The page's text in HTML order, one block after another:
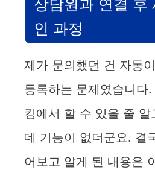
상담원과 연결 후
인 과정
제가 문의했던 건 자동
등록하는 문제였습니다
킹에서 할 수 있을 줄
데 기능이 없더군요. 결
어보고 알게 된 내용은